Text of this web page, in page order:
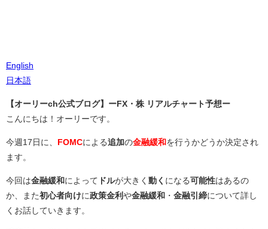
English
日本語
【オーリーch公式ブログ】ーFX・株 リアルチャート予想ー
こんにちは！オーリーです。
今週17日に、 FOMCによる追加の金融緩和 を行うかどうか決定され
ます。
今回は金融緩和 によって ドルが大きく 動く になる可能性はあるの
か、また初心者向けに政策金利 や金融緩和 ・ 金融引締について詳し
くお話していきます。